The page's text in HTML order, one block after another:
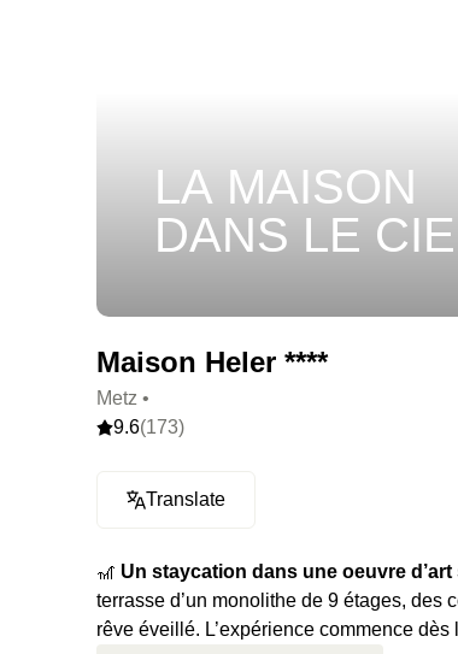
LA MAISON
DANS LE
Maison Heler ****
Metz •
9.6(173)
Translate
🎢 Un staycation dans une oeuvre
terrasse d’un monolithe de 9 étages,
rêve éveillé. L’expérience commence